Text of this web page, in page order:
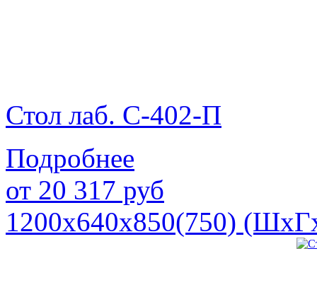
Стол лаб. С-402-П
Подробнее
от 20 317 руб
1200х640х850(750)